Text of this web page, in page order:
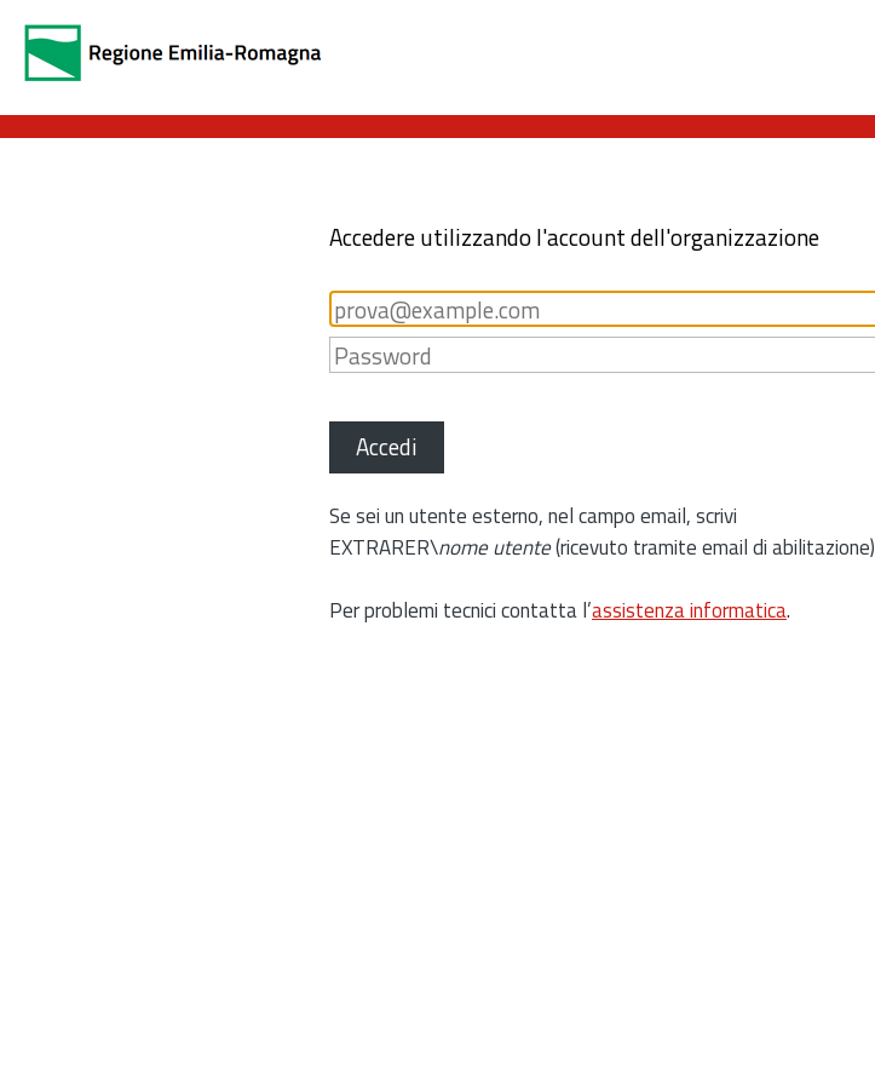
Accedere utilizzando l'account dell'organizzazione
Accedi
Se sei un utente esterno, nel campo email, scrivi
EXTRARER\nome utente(ricevuto tramite email di abilitazione)
Per problemi tecnici contatta l’assistenza informatica.